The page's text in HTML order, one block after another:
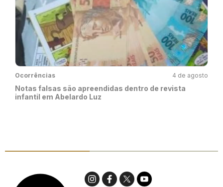
Ocorrências 4 de agosto
Notas falsas são apreendidas dentro de revista
infantil em Abelardo Luz